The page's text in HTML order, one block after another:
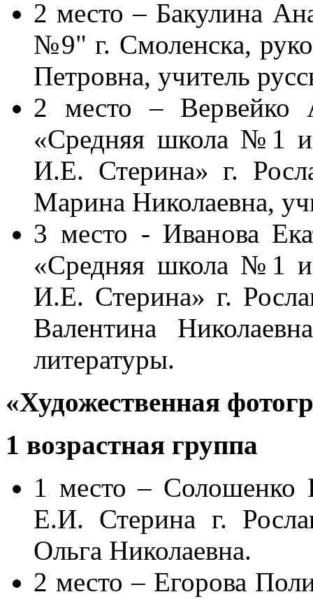
2 место – Бакулина
№9" г. Смоленска,
Петровна, учитель
2 место – Вервейко
«Средняя школа №1
И.Е. Стерина» г.
Марина Николаевна,
3 место - Иванова
«Средняя школа №1
И.Е. Стерина» г.
Валентина
литературы.
«Художественная
1 возрастная группа
1 место –
Е.И. Стерина г.
Ольга Николаевна.
2 место – Егорова